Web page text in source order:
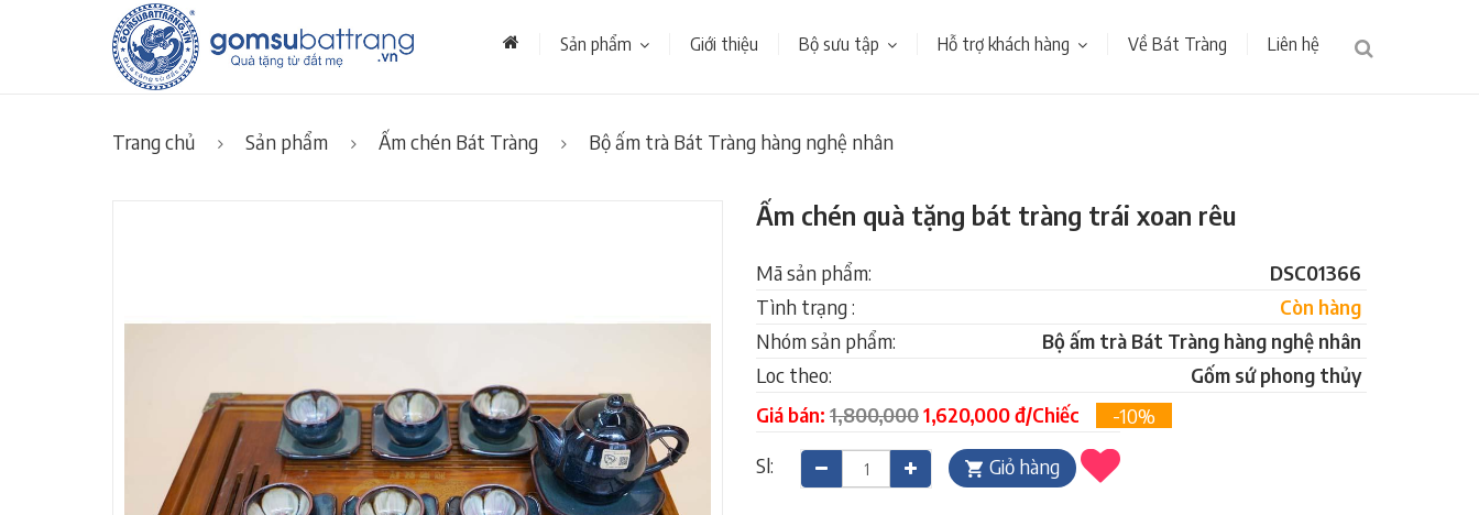
Sản phẩm Giới thiệu Bộ sưu tập Hỗ trợ khách hàng Về Bát Tràng Liên hệ
Trang chủ Sản phẩm Ấm chén Bát Tràng Bộ ấm trà Bát Tràng hàng nghệ nhân
Ấm chén quà tặng bát tràng trái xoan rêu
Mã sản phẩm:
DSC01366
Tình trạng :
Còn hàng
Nhóm sản phẩm:
Bộ ấm trà Bát Tràng hàng nghệ nhân
Loc theo:
Gốm sứ phong thủy
Giá bán: 1,800,0001,620,000 đ/Chiếc
-10%
Sl:
Giỏ hàng